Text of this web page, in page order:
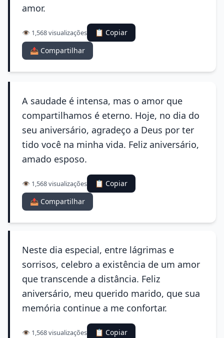
amor.
👁️ 1,568 visualizações
📋 Copiar
📤 Compartilhar
A saudade é intensa, mas o amor que
compartilhamos é eterno. Hoje, no dia do
seu aniversário, agradeço a Deus por ter
tido você na minha vida. Feliz aniversário,
amado esposo.
👁️ 1,568 visualizações
📋 Copiar
📤 Compartilhar
Neste dia especial, entre lágrimas e
sorrisos, celebro a existência de um amor
que transcende a distância. Feliz
aniversário, meu querido marido, que sua
memória continue a me confortar.
👁️ 1,568 visualizações
📋 Copiar